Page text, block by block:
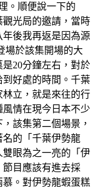
。順便說一下的
光局的邀請，當時
後我再返是因為源
場於該集開場的大
20分鐘左右，對於
好處的時間。千葉
立，就是來往的行
情在現今日本不少
該集第二個場景，
名的「千葉伊勢龍
眼為之一亮的「伊
目應該有進去採
。對伊勢龍蝦蛋糕